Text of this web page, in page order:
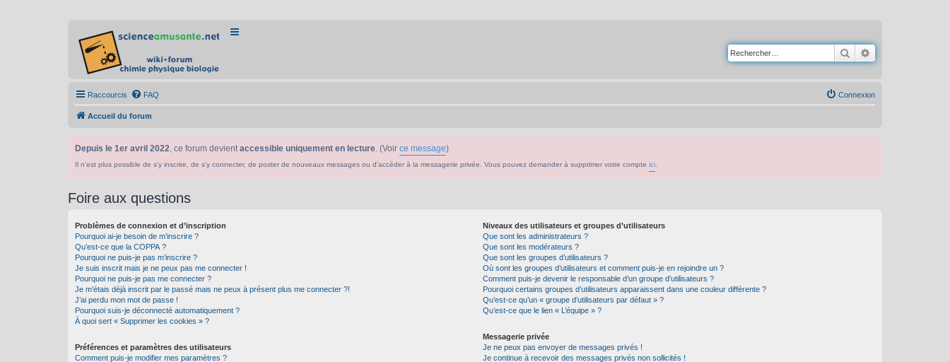
Rechercher
Raccourcis FAQ Connexion
Accueil du forum
Depuis le 1er avril 2022, ce forum devientaccessible uniquement en lecture. (Voir ce message)
Il n'est plus possible de s'y inscrire, de s'y connecter, de poster de nouveaux messages ou d'accéder à la messagerie privée. Vous pouvez demander à supprimer votre compte ici
Foire aux questions
Problèmes de connexion et d’inscription
Pourquoi ai-je besoin de m’inscrire ?
Qu’est-ce que la COPPA ?
Pourquoi ne puis-je pas m’inscrire ?
Je suis inscrit mais je ne peux pas me connecter !
Pourquoi ne puis-je pas me connecter ?
Je m’étais déjà inscrit par le passé mais ne peux à présent plus me connecter ?!
J’ai perdu mon mot de passe !
Pourquoi suis-je déconnecté automatiquement ?
À quoi sert « Supprimer les cookies » ?
Préférences et paramètres des utilisateurs
Comment puis-je modifier mes paramètres ?
Niveaux des utilisateurs et groupes d’utilisateurs
Que sont les administrateurs ?
Que sont les modérateurs ?
Que sont les groupes d’utilisateurs ?
Où sont les groupes d’utilisateurs et comment puis-je en rejoindre un ?
Comment puis-je devenir le responsable d’un groupe d’utilisateurs ?
Pourquoi certains groupes d’utilisateurs apparaissent dans une couleur différente ?
Qu’est-ce qu’un « groupe d’utilisateurs par défaut » ?
Qu’est-ce que le lien « L’équipe » ?
Messagerie privée
Je ne peux pas envoyer de messages privés !
Je continue à recevoir des messages privés non sollicités !